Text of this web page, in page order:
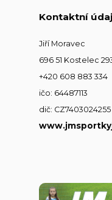
Kontaktní
Jiří Moravec
696 51 Kostelec
+420 608 883 334
ičo: 64487113
dič: CZ7403024255